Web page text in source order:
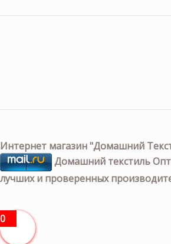
Интернет магазин "Домашний
Домашний текстиль
лучших и проверенных
0